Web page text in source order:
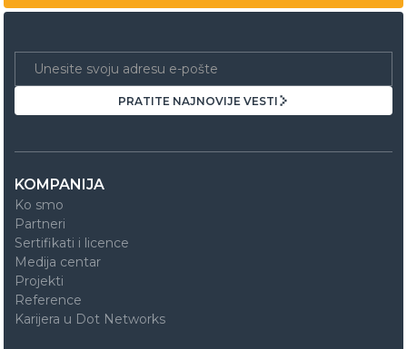
PRATITE NAJNOVIJE VESTI
PRATITE NAJNOVIJE VESTI
KOMPANIJA
Ko smo
Partneri
Sertifikati i licence
Medija centar
Projekti
Reference
Karijera u Dot Networks